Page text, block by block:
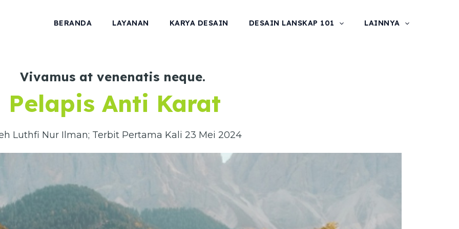
BERANDA LAYANAN KARYA DESAIN DESAIN LANSKAP 101 LAINNYA
Vivamus at venenatis neque.
Pelapis Anti Karat
Luthfi Nur Ilman; Terbit Pertama Kali 23 Mei 2024